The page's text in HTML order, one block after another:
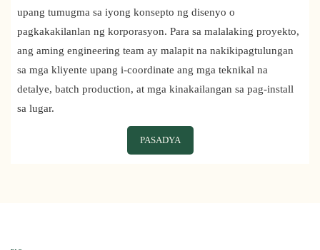
upang tumugma sa iyong konsepto ng disenyo o
pagkakakilanlan ng korporasyon. Para sa malalaking proyekto,
ang aming engineering team ay malapit na nakikipagtulungan
sa mga kliyente upang i-coordinate ang mga teknikal na
detalye, batch production, at mga kinakailangan sa pag-install
sa lugar.
PASADYA